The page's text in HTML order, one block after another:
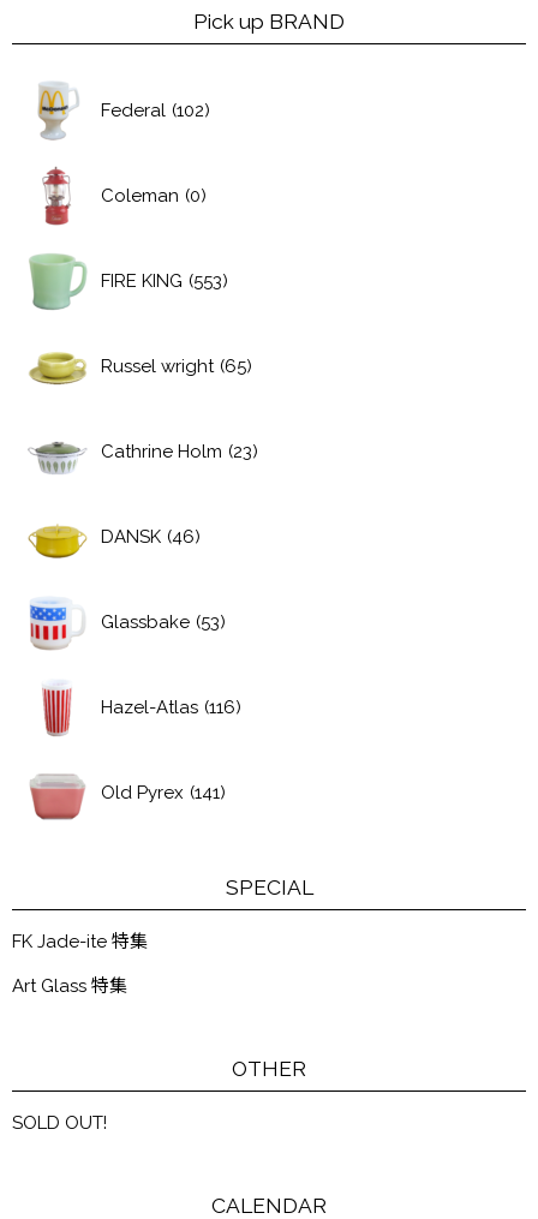
Pick up BRAND
Federal (102)
Coleman (0)
FIRE KING (553)
Russel wright (65)
Cathrine Holm (23)
DANSK (46)
Glassbake (53)
Hazel-Atlas (116)
Old Pyrex (141)
SPECIAL
FK Jade-ite 特集
Art Glass 特集
OTHER
SOLD OUT!
CALENDAR